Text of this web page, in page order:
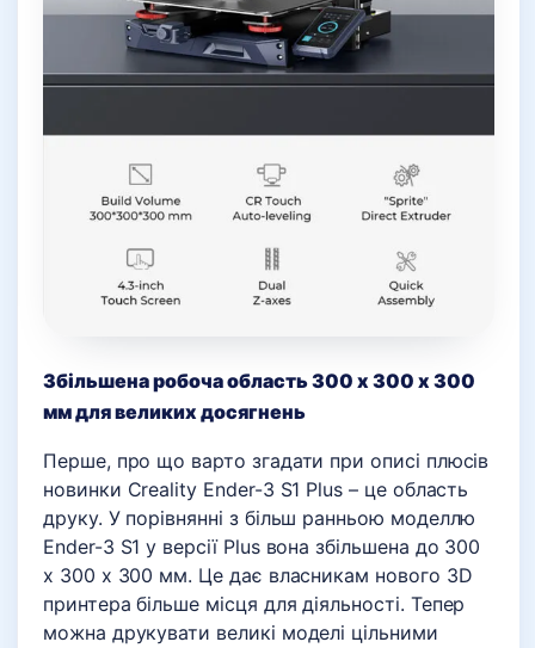
Збільшена робоча область 300 х 300 х 300
мм для великих досягнень
Перше, про що варто згадати при описі плюсів
новинки Creality Ender-3 S1 Plus – це область
друку. У порівнянні з більш ранньою моделлю
Ender-3 S1 у версії Plus вона збільшена до 300
х 300 х 300 мм. Це дає власникам нового 3D
принтера більше місця для діяльності. Тепер
можна друкувати великі моделі цільними